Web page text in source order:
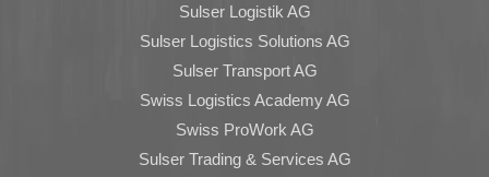
Sulser Logistik AG
Sulser Logistics Solutions AG
Sulser Transport AG
Swiss Logistics Academy AG
Swiss ProWork AG
Sulser Trading & Services AG